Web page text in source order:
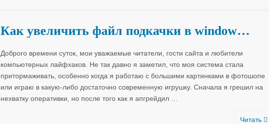
Как увеличить файл подкачки в window…
Доброго времени суток, мои уважаемые читатели, гости сайта и любители
компьютерных лайфхаков. Не так давно я заметил, что моя система стала
притормаживать, особенно когда я работаю с большими картинками в фотошопе
или играю в какую-либо достаточно современную игрушку. Сначала я грешил на
нехватку оперативки, но после того как я апгрейдил
Читать